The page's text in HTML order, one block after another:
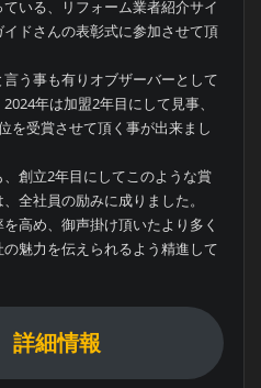
いる、リフォーム業者紹介サイ
イドさんの表彰式に参加させて頂
う事も有りオブザーバーとして
年は加盟2年目にして見事、
を受賞させて頂く事が出来まし
創立2年目にしてこのような賞
全社員の励みに成りました。
高め、御声掛け頂いたより多く
魅力を伝えられるよう精進して
詳細情報